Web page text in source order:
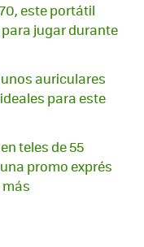
este portátil
jugar durante
unos auriculares
para este
teles de 55
promo exprés
más